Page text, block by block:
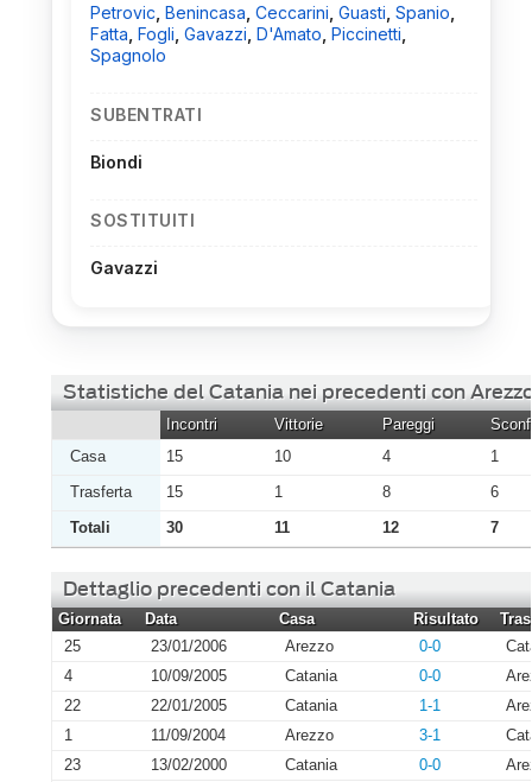
Petrovic Benincasa Ceccarini Guasti Spanio
Fatta Fogli Gavazzi D'Amato Piccinetti
Spagnolo
SUBENTRATI
Biondi
SOSTITUITI
Gavazzi
Statistiche del Catania nei precedenti con
Incontri Vittorie Pareggi
Casa
15 10 4
1
Trasferta
15 1 8
6
Totali
30 11 12 7
Dettaglio precedenti con il Catania
Giornata Data Casa Risultato
25
23/01/2006 Arezzo 0-0
4
10/09/2005 Catania 0-0
22
22/01/2005 Catania 1-1
1
11/09/2004 Arezzo 3-1
23
13/02/2000 Catania 0-0